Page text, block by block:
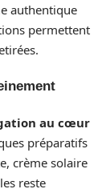
authentique
permettent
au cœur
préparatifs
crème solaire
reste